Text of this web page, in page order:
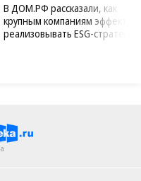
В ДОМ.РФ рассказали, как
крупным компаниям
реализовывать ESG-стратегию